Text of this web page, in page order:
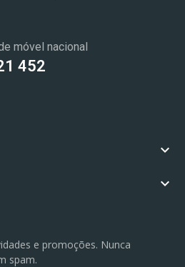
móvel nacional
452


e promoções. Nunca
spam.